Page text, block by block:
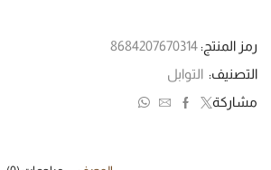
رمز المنتج:8684207670314
التصنيف: التوابل
مشاركة